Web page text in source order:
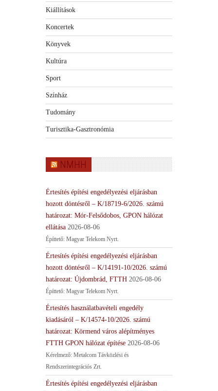
Kiállítások
Koncertek
Könyvek
Kultúra
Sport
Színház
Tudomány
Turisztika-Gasztronómia
NMHH
Értesítés építési engedélyezési eljárásban
hozott döntésről – K/18719-6/2026. számú
határozat: Mór-Felsődobos, GPON hálózat
ellátása 2026-08-06
Építtető: Magyar Telekom Nyrt.
Értesítés építési engedélyezési eljárásban
hozott döntésről – K/14191-10/2026. számú
határozat: Újdombrád, FTTH 2026-08-06
Építtető: Magyar Telekom Nyrt.
Értesítés használatbavételi engedély
kiadásáról – K/14574-10/2026. számú
határozat: Körmend város alépítményes
FTTH GPON hálózat építése 2026-08-06
Kérelmező: Metalcom Távközlési és
Rendszerintegrációs Zrt.
Értesítés építési engedélyezési eljárásban